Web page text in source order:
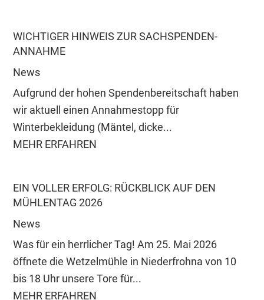
WICHTIGER HINWEIS ZUR SACHSPENDEN-
ANNAHME
News
Aufgrund der hohen Spendenbereitschaft haben
wir aktuell einen Annahmestopp für
Winterbekleidung (Mäntel, dicke...
MEHR ERFAHREN
EIN VOLLER ERFOLG: RÜCKBLICK AUF DEN
MÜHLENTAG 2026
News
Was für ein herrlicher Tag! Am 25. Mai 2026
öffnete die Wetzelmühle in Niederfrohna von 10
bis 18 Uhr unsere Tore für...
MEHR ERFAHREN